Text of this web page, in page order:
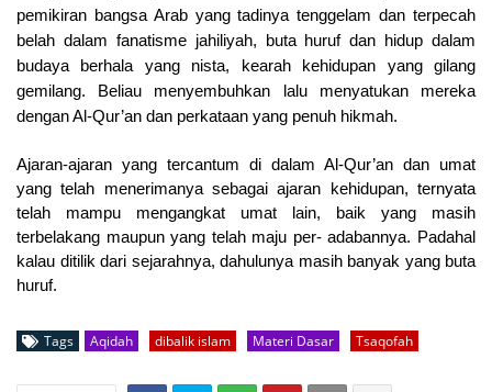
pemikiran bangsa Arab yang tadinya tenggelam dan terpecah
belah dalam fanatisme jahiliyah, buta huruf dan hidup dalam
budaya berhala yang nista, kearah kehidupan yang gilang
gemilang. Beliau menyembuhkan lalu menyatukan mereka
dengan Al-Qur’an dan perkataan yang penuh hikmah.
Ajaran-ajaran yang tercantum di dalam Al-Qur’an dan umat
yang telah menerimanya sebagai ajaran kehidupan, ternyata
telah mampu mengangkat umat lain, baik yang masih
terbelakang maupun yang telah maju per- adabannya. Padahal
kalau ditilik dari sejarahnya, dahulunya masih banyak yang buta
huruf.
Tags Aqidah dibalik islam Materi Dasar Tsaqofah